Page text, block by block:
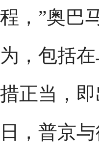
程，”奥巴
为，包括
措正当，
日，普京